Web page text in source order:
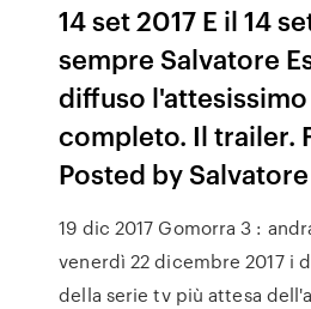
14 set 2017 E il 14
sempre Salvatore
diffuso
completo. Il trailer.
Posted by
19 dic 2017 Gomorra 3 :
venerdì 22 dicembre 2017 i
della serie tv più attesa